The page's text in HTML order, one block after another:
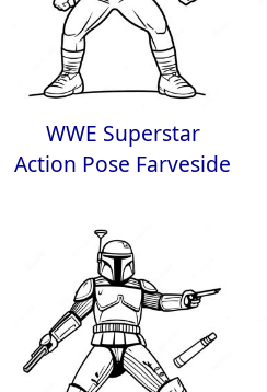
WWE Superstar
Action Pose Farveside